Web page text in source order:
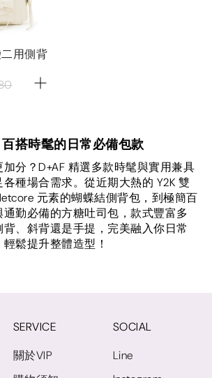
用側背
搭時髦的日常必備包款
分？D+AF 精選多款時髦與實用兼具
種場合需求。從近期大熱的 Y2K 雙
元素的蝴蝶結側背包，到極簡百
勤必備的方糖吐司包，款式豐富多
、斜背還是手提，完美融入你日常
鬆提升整體造型！
SERVICE
關於VIP
SOCIAL
Line